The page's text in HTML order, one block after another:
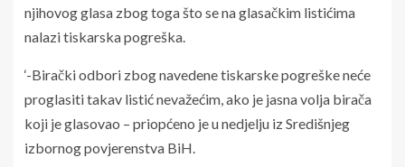
njihovog glasa zbog toga što se na glasačkim listićima
nalazi tiskarska pogreška.
‘-Birački odbori zbog navedene tiskarske pogreške neće
proglasiti takav listić nevažećim, ako je jasna volja birača
koji je glasovao – priopćeno je u nedjelju iz Središnjeg
izbornog povjerenstva BiH.